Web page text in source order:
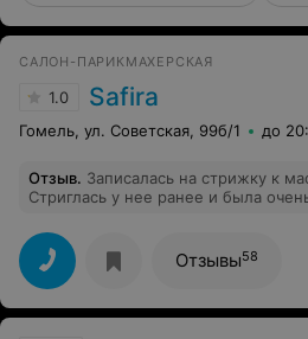
САЛОН-ПАРИКМАХЕРСКАЯ
1.0 Safira
Гомель, ул. Советская, 99б/1 до
Отзыв. Записалась на стрижку к
Стриглась у нее ранее и была
никто не предупредил,хотя у
номер.Хотелось бы чтобы о
предупреждали заранее!
Отзывы58